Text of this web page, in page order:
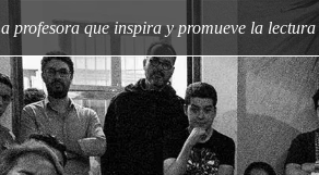
La profesora que inspira y promueve la